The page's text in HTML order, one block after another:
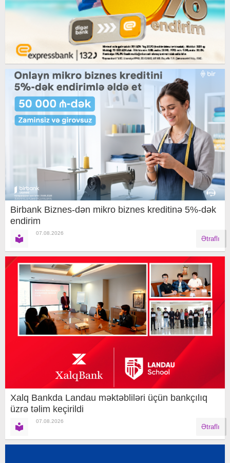
Birbank Biznes-dən mikro biznes kreditinə 5%-dək
endirim
07.08.2026
Ətraflı
Xalq Bankda Landau məktəbliləri üçün bankçılıq
üzrə təlim keçirildi
07.08.2026
Ətraflı